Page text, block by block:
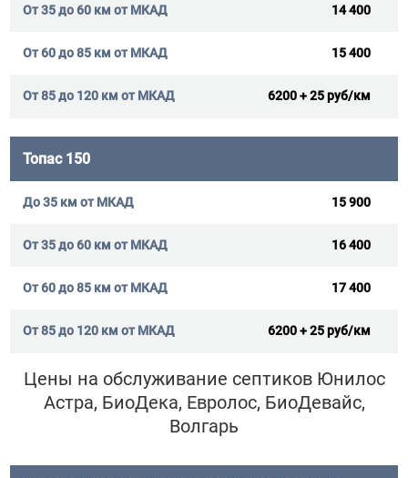
14 400
15 400
6200 + 25 руб/км
Топас 150
15 900
16 400
17 400
6200 + 25 руб/км
Цены на обслуживание септиков Юнилос
Астра, БиоДека, Евролос, БиоДевайс,
Волгарь